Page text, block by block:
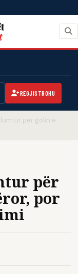
REGJISTROHU
për golin e
për
por